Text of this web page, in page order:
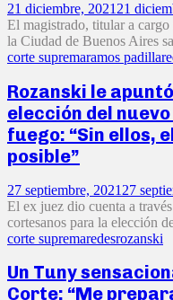
21 diciembre, 202121
El magistrado, titular a
la Ciudad de Buenos Aires
corte supremaramos padilla
Rozanski le
elección del
fuego: “Sin ellos,
posible”
27 septiembre, 2021 27
El ex juez dio cuenta a
cortesanos para la elección
corte supremaredesrozanski
Un Tuny
Corte: “Me